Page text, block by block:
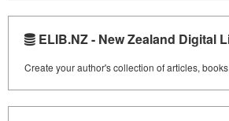
ELIB.NZ - New Zealand Digital
Create your author's collection of articles,